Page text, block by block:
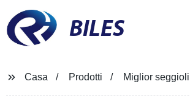
BILES
Casa Prodotti Miglior